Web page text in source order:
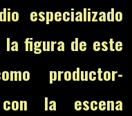
especializado
la figura de este
productor-
la escena